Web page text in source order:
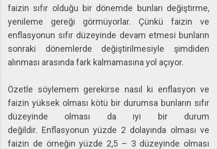
faizin sıfır olduğu bir dönemde bunları değiştirme,
yenileme gereği görmüyorlar. Çünkü faizin ve
enflasyonun sıfır düzeyinde devam etmesi bunların
sonraki dönemlerde değiştirilmesiyle şimdiden
alınması arasında fark kalmamasına yol açıyor.
Özetle söylemem gerekirse nasıl ki enflasyon ve
faizin yüksek olması kötü bir durumsa bunların sıfır
düzeyinde olması da iyi bir durum
değildir. Enflasyonun yüzde 2 dolayında olması ve
faizin de örneğin yüzde 2,5 – 3 düzeyinde olması